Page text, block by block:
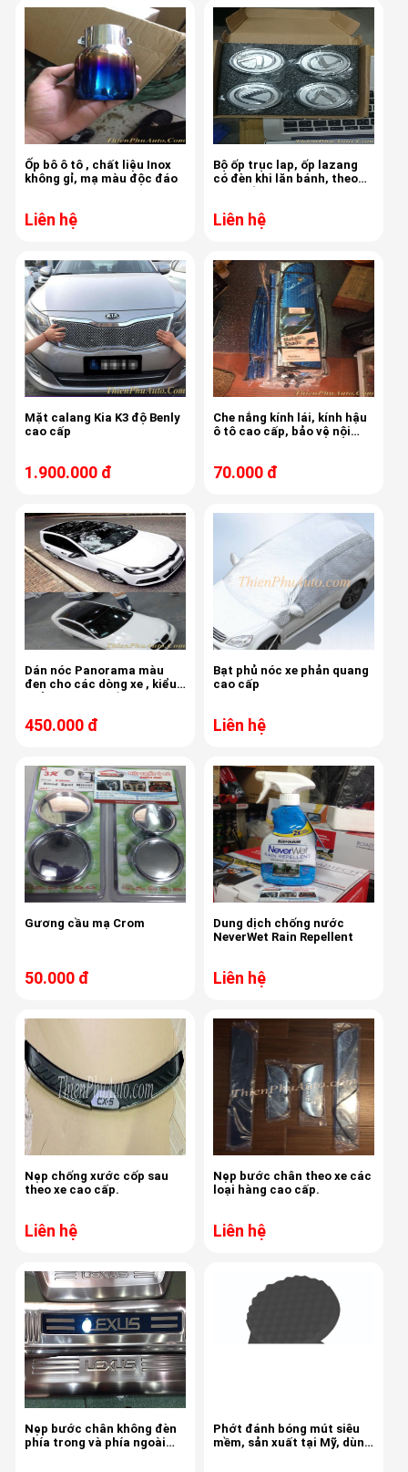
Ốp bô ô tô , chất liệu Inox
không gỉ, mạ màu độc đáo
Liên hệ
Bộ ốp trục lap, ốp lazang
có đèn khi lăn bánh, theo
Liên hệ
Mặt calang Kia K3 độ Benly
cao cấp
1.900.000 đ
Che nắng kính lái, kính hậu
ô tô cao cấp, bảo vệ nội
70.000 đ
Dán nóc Panorama màu
đen cho các dòng xe , kiểu
450.000 đ
Bạt phủ nóc xe phản quang
cao cấp
Liên hệ
Gương cầu mạ Crom
50.000 đ
Dung dịch chống nước
NeverWet Rain Repellent
Liên hệ
Nẹp chống xước cốp sau
theo xe cao cấp.
Liên hệ
Nẹp bước chân theo xe các
loại hàng cao cấp.
Liên hệ
Nẹp bước chân không đèn
phía trong và phía ngoài
Phớt đánh bóng mút siêu
mềm, sản xuất tại Mỹ, dùng